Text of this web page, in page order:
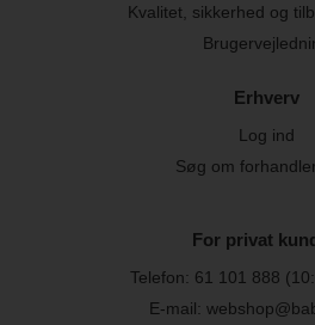
Kvalitet, sikkerhed og
Erhverv
Log ind
Søg om
For privat
Telefon: 61 101 888
E-mail: